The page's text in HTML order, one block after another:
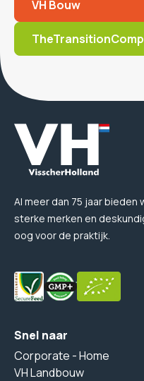
VH Bouw
Al meer dan 75 jaar
sterke merken en
oog voor de praktijk.
Snel naar
Corporate - Home
VH Landbouw